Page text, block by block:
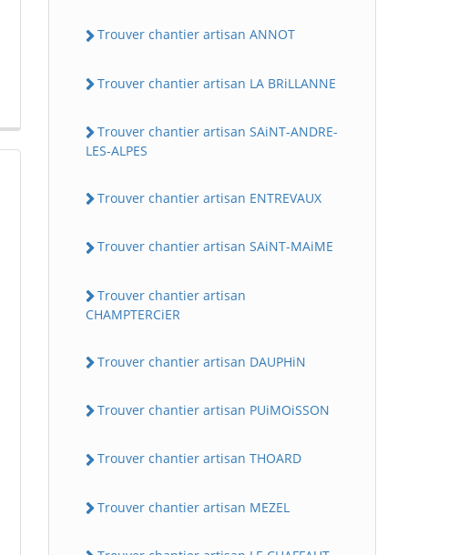
Trouver chantier artisan ANNOT
Trouver chantier artisan LA BRiLLANNE
Trouver chantier artisan SAiNT-ANDRE-
LES-ALPES
Trouver chantier artisan ENTREVAUX
Trouver chantier artisan SAiNT-MAiME
Trouver chantier artisan
CHAMPTERCiER
Trouver chantier artisan DAUPHiN
Trouver chantier artisan PUiMOiSSON
Trouver chantier artisan THOARD
Trouver chantier artisan MEZEL